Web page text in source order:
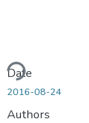
Date
2016-08-24
Authors